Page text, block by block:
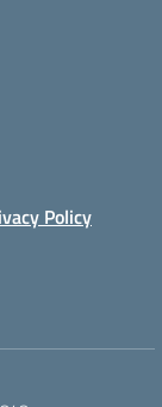
Policy